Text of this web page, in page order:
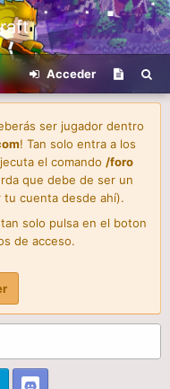
Acceder
ser jugador dentro
! Tan solo entra a los
el comando /foro
que debe de ser un
tu cuenta desde ahí).
solo pulsa en el boton
de acceso.